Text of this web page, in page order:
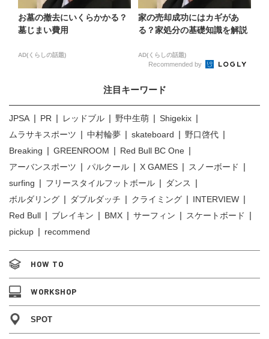
お墓の撤去にいくらかかる？
墓じまい費用
AD(くらしの話題)
家の売却成功にはカギがあ
る？家処分の基礎知識を解説
AD(くらしの話題)
Recommended by
注目キーワード
JPSA PR レッドブル 野中生萌
Shigekix
ムラサキスポーツ
中村輪夢 skateboard
野口啓代
Breaking
GREENROOM
Red Bull BC One
アーバンスポーツ
パルクール X GAMES
スノーボード
surfing
フリースタイルフットボール
ダンス
ボルダリング
ダブルダッチ クライミング
INTERVIEW
Red Bull
ブレイキン BMX サーフィン
スケートボード
pickup
recommend
HOW TO
WORKSHOP
SPOT